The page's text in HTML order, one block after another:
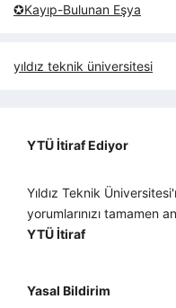
✪Kayıp-Bulunan Eşya
yıldız teknik üniversitesi
YTÜ İtiraf Ediyor
Yıldız Teknik
yorumlarınızı tamamen
YTÜ İtiraf
Yasal Bildirim